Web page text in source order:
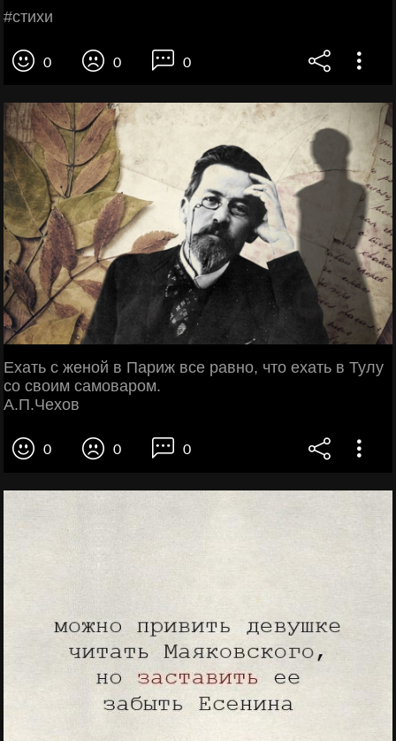
#стихи
0 0 0
Ехать с женой в Париж все равно, что ехать в Тулу
со своим самоваром.
А.П.Чехов
0 0 0